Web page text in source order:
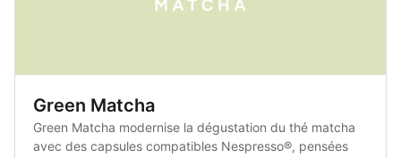
Green Matcha
Green Matcha modernise la dégustation du thé matcha
avec des capsules compatibles Nespresso®, pensées